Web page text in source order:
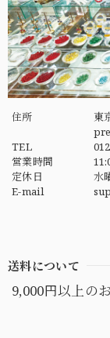
住所
東
TEL
営業時間
定休日
水
E-mail
送料について
9,000円以上の